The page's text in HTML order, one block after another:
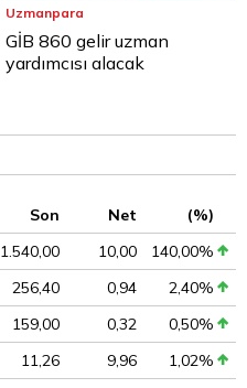
Uzmanpara
GİB 860 gelir uzman
yardımcısı alacak
Son Net
(%)
1.540,00 10,00
140,00%
256,40 0,94
2,40%
159,00 0,32
0,50%
11,26 9,96
1,02%